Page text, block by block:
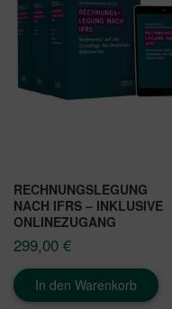
RECHNUNGSLEGUNG
NACH IFRS – INKLUSIVE
ONLINEZUGANG
299,00 €
In den Warenkorb